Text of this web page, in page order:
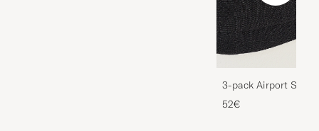
3-pack Airport
Melange
52€